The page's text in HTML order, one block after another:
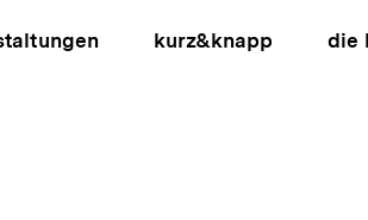
kurz&knapp die